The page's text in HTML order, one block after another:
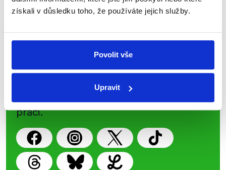
získali v důsledku toho, že používáte jejich služby.
Povolit vše
Upravit
Sociální sítě
Nenechte si ujít nejnovější události
z Demagog.cz. Sdílením našich
práci.